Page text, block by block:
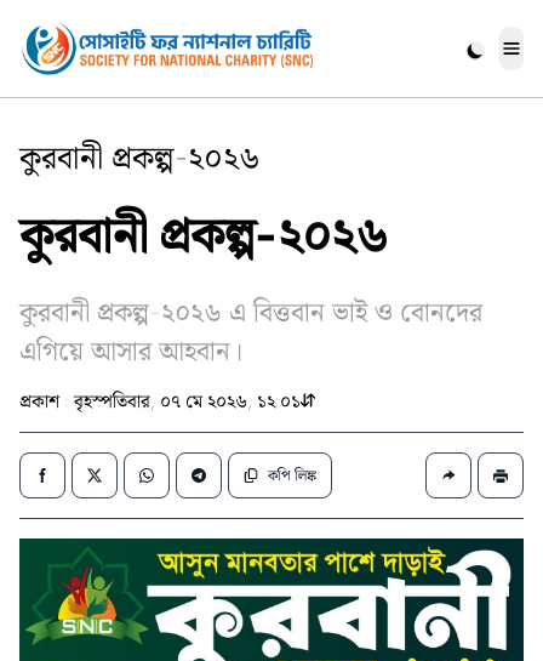
কুরবানী প্রকল্প-২০২৬
কুরবানী প্রকল্প-২০২৬
কুরবানী প্রকল্প-২০২৬ এ বিত্তবান ভাই ও বোনদের
এগিয়ে আসার আহবান।
প্রকাশ : বৃহস্পতিবার, ০৭ মে ২০২৬, ১২:০১
কপি লিঙ্ক